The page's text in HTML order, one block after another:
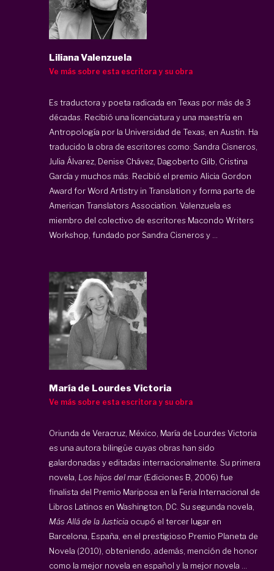
Liliana Valenzuela
Ve más sobre esta escritora y su obra
Es traductora y poeta radicada en Texas por más de 3
décadas. Recibió una licenciatura y una maestría en
Antropología por la Universidad de Texas, en Austin. Ha
traducido la obra de escritores como: Sandra Cisneros,
Julia Álvarez, Denise Chávez, Dagoberto Gilb, Cristina
García y muchos más. Recibió el premio Alicia Gordon
Award for Word Artistry in Translation y forma parte de
American Translators Association. Valenzuela es
miembro del colectivo de escritores Macondo Writers
Workshop, fundado por Sandra Cisneros y ...
María de Lourdes Victoria
Ve más sobre esta escritora y su obra
Oriunda de Veracruz, México, María de Lourdes Victoria
es una autora bilingüe cuyas obras han sido
galardonadas y editadas internacionalmente. Su primera
novela, Los hijos del mar (Ediciones B, 2006) fue
finalista del Premio Mariposa en la Feria Internacional de
Libros Latinos en Washington, DC. Su segunda novela,
Más Allá de la Justicia ocupó el tercer lugar en
Barcelona, España, en el prestigioso Premio Planeta de
Novela (2010), obteniendo, además, mención de honor
como la mejor novela en español y la mejor novela ...